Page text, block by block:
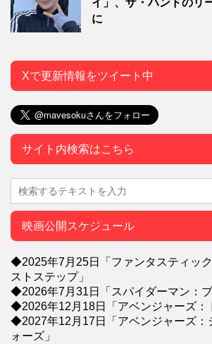
イ」、ザ・ハンドのリ
に
Xで更新情報をツイート中
サイト内検索はこちら
映画公開スケジュール
◆2025年7月25日「ファンタスティッ
ストステップ」
◆2026年7月31日「スパイダーマン：ブ
◆2026年12月18日「アベンジャーズ：
◆2027年12月17日「アベンジャーズ：
ォーズ」